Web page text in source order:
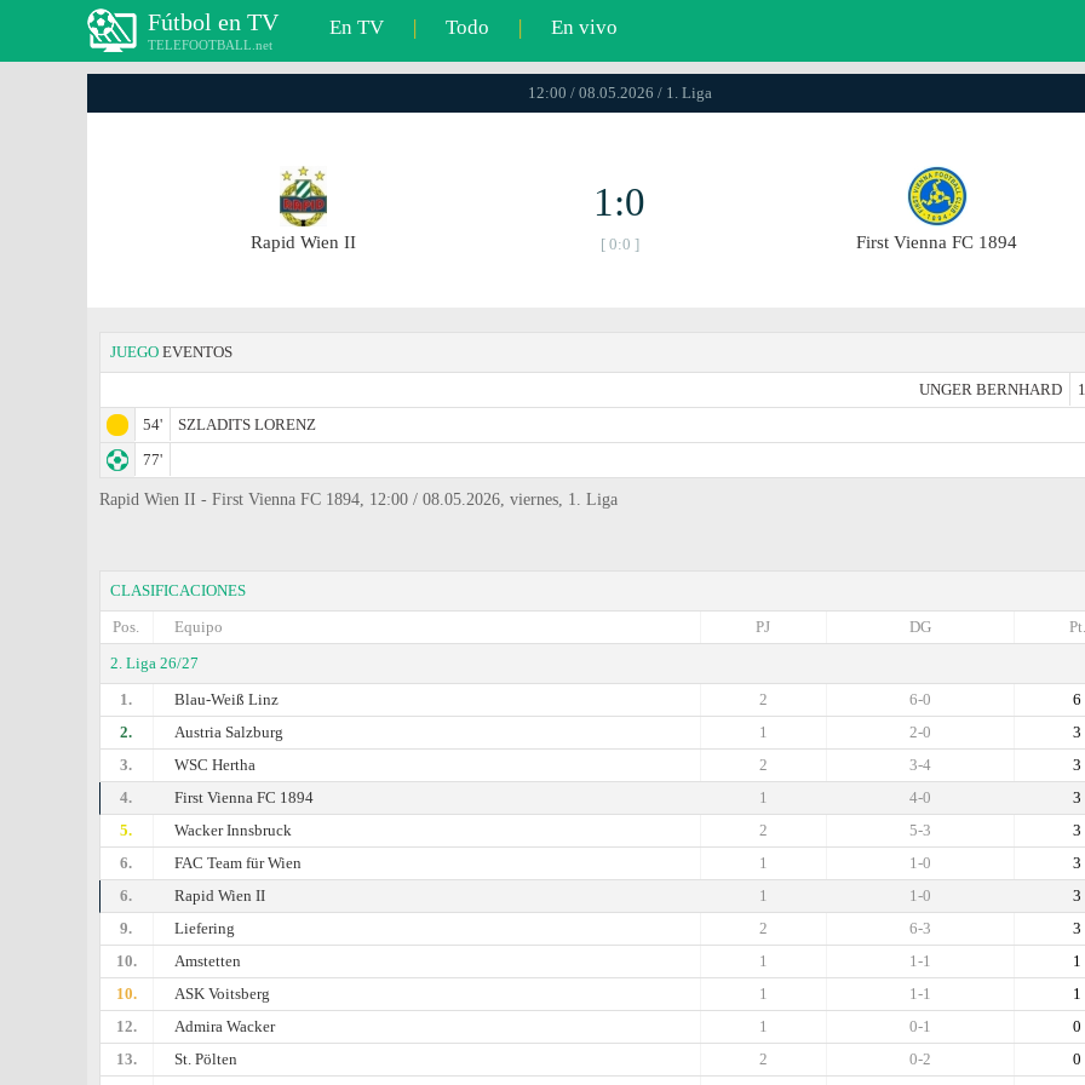
Fútbol en TV
TELEFOOTBALL.net
En TV | Todo | En vivo
12:00 / 08.05.2026 / 1. Liga
Rapid Wien II
1:0
[ 0:0 ] First Vienna FC 1894
JUEGO EVENTOS
UNGER BERNHARD
54'
SZLADITS LORENZ
77'
Rapid Wien II - First Vienna FC 1894, 12:00 / 08.05.2026, viernes, 1. Liga
CLASIFICACIONES
Pos.
Equipo Pt.
DG
PJ
2. Liga 26/27
1.
Blau-Weiß Linz 6
6-0
2
2.
Austria Salzburg 3
2-0
1
3.
WSC Hertha 3
3-4
2
4.
First Vienna FC 1894 3
4-0
1
5.
Wacker Innsbruck 3
5-3
2
6.
FAC Team für Wien 3
1-0
1
6.
Rapid Wien II 3
1-0
1
9.
Liefering 3
6-3
2
10.
Amstetten 1
1-1
1
10.
ASK Voitsberg 1
1-1
1
12.
Admira Wacker 0
0-1
1
13.
St. Pölten 0
0-2
2